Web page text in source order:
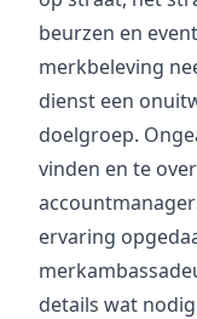
beurzen en
merkbeleving
dienst een
doelgroep.
vinden en te
ervaring
details wat